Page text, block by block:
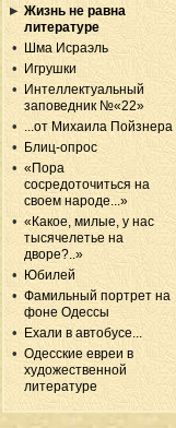
Жизнь не равна
литературе
Шма Исраэль
Игрушки
Интеллектуальный
заповедник №«22»
...от Михаила Пойзнера
Блиц-опрос
«Пора
сосредоточиться на
своем народе...»
«Какое, милые, у нас
тысячелетье на
дворе?..»
Юбилей
Фамильный портрет на
фоне Одессы
Ехали в автобусе...
Одесские евреи в
художественной
литературе